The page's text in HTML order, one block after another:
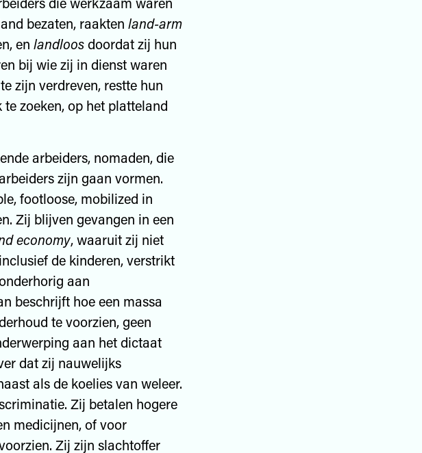
bezaten, raakten land-arm
en landloosdoordat zij hun
bij wie zij in dienst waren
zijn verdreven, restte hun
zoeken, op het platteland
arbeiders, nomaden, die
zijn gaan vormen.
footloose, mobilized in
Zij blijven gevangen in een
economy, waaruit zij niet
de kinderen, verstrikt
aan
beschrijft hoe een massa
te voorzien, geen
aan het dictaat
dat zij nauwelijks
als de koelies van weleer.
Zij betalen hogere
medicijnen, of voor
Zij zijn slachtoffer